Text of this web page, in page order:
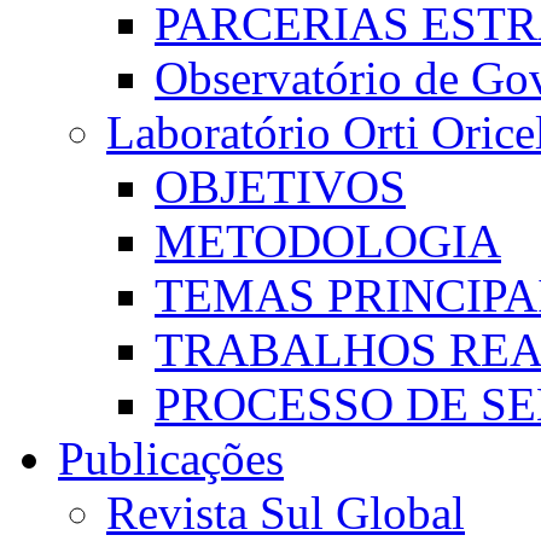
PARCERIAS
Observatório de
Laboratório Orti
OBJETIVOS
METODOLOGIA
TEMAS
TRABALHOS
PROCESSO DE
Publicações
Revista Sul Global